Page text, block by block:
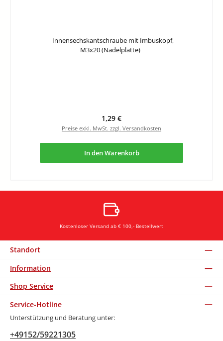
Innensechskantschraube mit Imbuskopf,
M3x20 (Nadelplatte)
Regulärer Preis:
1,29 €
Preise exkl. MwSt. zzgl. Versandkosten
In den Warenkorb
Kostenloser Versand ab € 100,- Bestellwert
Standort
Information
Shop Service
Service-Hotline
Unterstützung und Beratung unter:
+49152/59221305